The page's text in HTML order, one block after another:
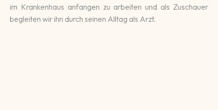
im Kranken­haus anfangen zu ar­beiten und als Zu­schauer
be­glei­ten wir ihn durch seinen All­tag als Arzt.